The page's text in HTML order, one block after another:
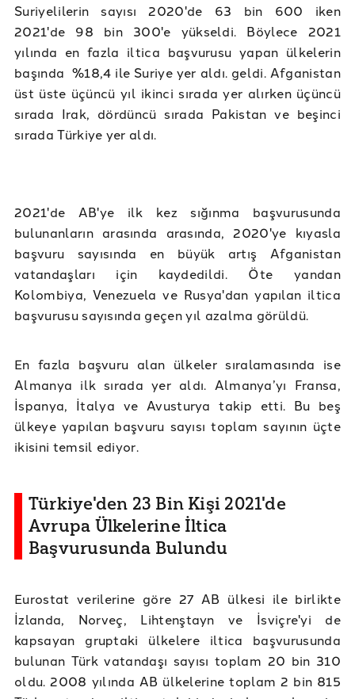
Suriyelilerin sayısı 2020'de 63 bin 600 iken
2021'de 98 bin 300'e yükseldi. Böylece 2021
yılında en fazla iltica başvurusu yapan ülkelerin
başında %18,4 ile Suriye yer aldı. geldi. Afganistan
üst üste üçüncü yıl ikinci sırada yer alırken üçüncü
sırada Irak, dördüncü sırada Pakistan ve beşinci
sırada Türkiye yer aldı.
2021'de AB'ye ilk kez sığınma başvurusunda
bulunanların arasında arasında, 2020'ye kıyasla
başvuru sayısında en büyük artış Afganistan
vatandaşları için kaydedildi. Öte yandan
Kolombiya, Venezuela ve Rusya'dan yapılan iltica
başvurusu sayısında geçen yıl azalma görüldü.
En fazla başvuru alan ülkeler sıralamasında ise
Almanya ilk sırada yer aldı. Almanya’yı Fransa,
İspanya, İtalya ve Avusturya takip etti. Bu beş
ülkeye yapılan başvuru sayısı toplam sayının üçte
ikisini temsil ediyor.
Türkiye'den 23 Bin Kişi 2021'de
Avrupa Ülkelerine İltica
Başvurusunda Bulundu
Eurostat verilerine göre 27 AB ülkesi ile birlikte
İzlanda, Norveç, Lihtenştayn ve İsviçre'yi de
kapsayan gruptaki ülkelere iltica başvurusunda
bulunan Türk vatandaşı sayısı toplam 20 bin 310
oldu. 2008 yılında AB ülkelerine toplam 2 bin 815